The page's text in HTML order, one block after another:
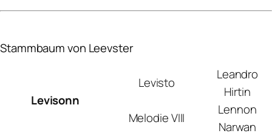
Stammbaum von Leevster
Levisonn
Levisto
Leandro
Hirtin
Melodie VIII
Lennon
Narwan